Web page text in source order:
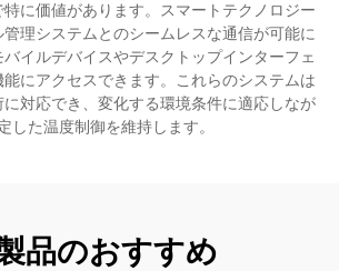
に価値があります。スマートテクノロジー
理システムとのシームレスな通信が可能に
イルデバイスやデスクトップインターフェ
にアクセスできます。これらのシステムは
対応でき、変化する環境条件に適応しなが
した温度制御を維持します。
品のおすすめ